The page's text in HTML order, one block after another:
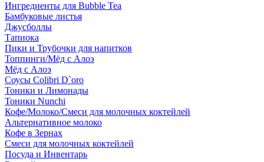
Ингредиенты для Bubble Tea
Бамбуковые листья
Джусболлы
Тапиока
Пики и Трубочки для напитков
Топпинги/Мёд с Алоэ
Мёд с Алоэ
Соусы Colibri D`oro
Тоники и Лимонады
Тоники Nunchi
Кофе/Молоко/Смеси для молочных коктейлей
Альтернативное молоко
Кофе в Зернах
Смеси для молочных коктейлей
Посуда и Инвентарь